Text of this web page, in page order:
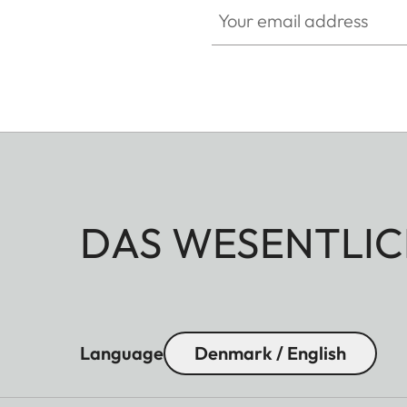
DAS
Language Denmark / English